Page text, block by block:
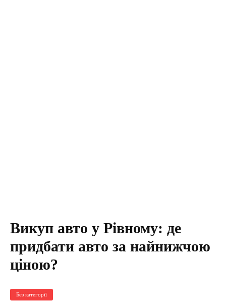
Викуп авто у Рівному: де
придбати авто за найнижчою
ціною?
Без категорії